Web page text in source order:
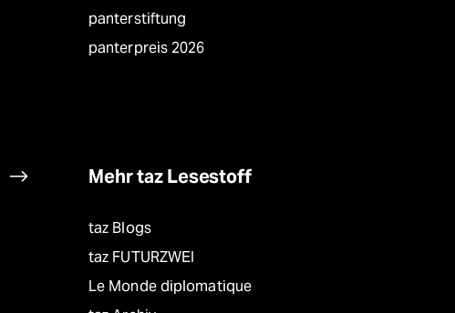
panterstiftung
panterpreis 2026
Mehr taz Lesestoff
taz Blogs
taz FUTURZWEI
Le Monde diplomatique